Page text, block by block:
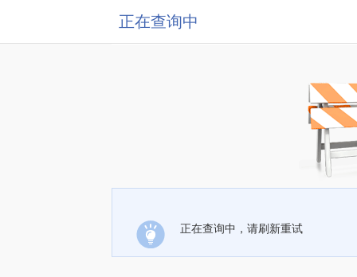
正在查询中
正在查询中，请刷新重试